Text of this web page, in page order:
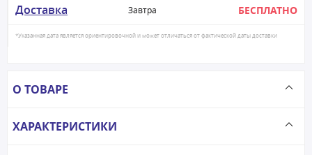
Доставка Завтра БЕСПЛАТНО
*Указанная дата является ориентировочной и может отличаться от фактической даты доставки
О ТОВАРЕ
ХАРАКТЕРИСТИКИ